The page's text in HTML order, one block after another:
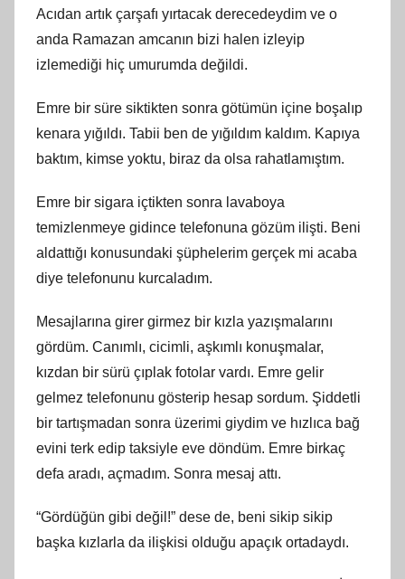
Acıdan artık çarşafı yırtacak derecedeydim ve o
anda Ramazan amcanın bizi halen izleyip
izlemediği hiç umurumda değildi.
Emre bir süre siktikten sonra götümün içine boşalıp
kenara yığıldı. Tabii ben de yığıldım kaldım. Kapıya
baktım, kimse yoktu, biraz da olsa rahatlamıştım.
Emre bir sigara içtikten sonra lavaboya
temizlenmeye gidince telefonuna gözüm ilişti. Beni
aldattığı konusundaki şüphelerim gerçek mi acaba
diye telefonunu kurcaladım.
Mesajlarına girer girmez bir kızla yazışmalarını
gördüm. Canımlı, cicimli, aşkımlı konuşmalar,
kızdan bir sürü çıplak fotolar vardı. Emre gelir
gelmez telefonunu gösterip hesap sordum. Şiddetli
bir tartışmadan sonra üzerimi giydim ve hızlıca bağ
evini terk edip taksiyle eve döndüm. Emre birkaç
defa aradı, açmadım. Sonra mesaj attı.
“Gördüğün gibi değil!” dese de, beni sikip sikip
başka kızlarla da ilişkisi olduğu apaçık ortadaydı.